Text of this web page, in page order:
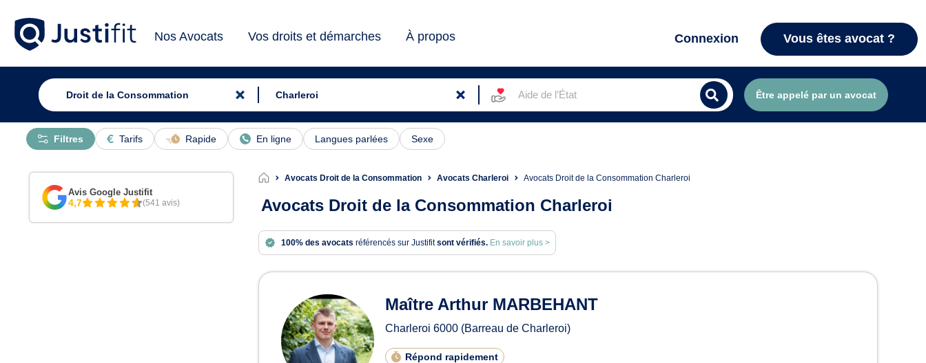
Nos Avocats Vos droits et démarches À propos Connexion Vous êtes avocat ?
Aide de l’État Être appelé par un avocat
Tarifs Rapide En ligne Langues parlées Sexe
Filtres
Avocats Droit de la Consommation Avocats Charleroi Avocats Droit de la Consommation Charleroi
Avocats Droit de la Consommation Charleroi
100% des avocats référencés sur Justifitsont vérifiés. En savoir plus >
Avocats en Droit de la Consommation à Charleroi
Maître Arthur MARBEHANT
Charleroi 6000 (Barreau de Charleroi)
Répond rapidement
Avis Google Justifit
4,7 (541 avis)